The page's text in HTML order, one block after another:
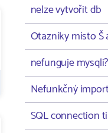
nelze vytvořit db
Otazníky místo Š
nefunguje mysqli?
Nefunkčný
SQL connection